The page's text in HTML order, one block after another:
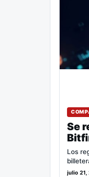
Se
Los
julio 21,